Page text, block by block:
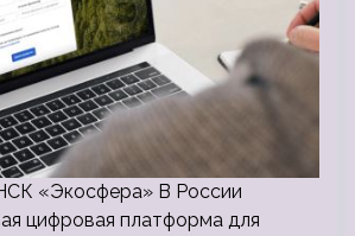
«Экосфера» В России
цифровая платформа для